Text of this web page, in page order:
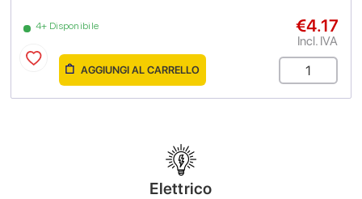
4+ Disponibile €4.17
Incl. IVA
AGGIUNGI AL CARRELLO
Elettrico